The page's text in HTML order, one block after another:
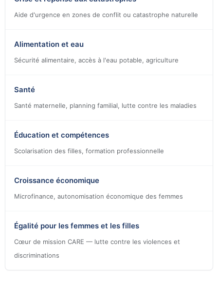
Aide d'urgence en zones de conflit ou catastrophe naturelle
Alimentation et eau
Sécurité alimentaire, accès à l'eau potable, agriculture
Santé
Santé maternelle, planning familial, lutte contre les maladies
Éducation et compétences
Scolarisation des filles, formation professionnelle
Croissance économique
Microfinance, autonomisation économique des femmes
Égalité pour les femmes et les filles
Cœur de mission CARE — lutte contre les violences et
discriminations